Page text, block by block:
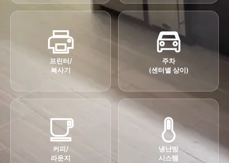
프린터/
복사기
주차
(센터별 상이)
커피/
라운지
냉난방
시스템